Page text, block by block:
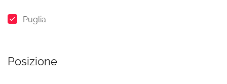
Puglia
Posizione